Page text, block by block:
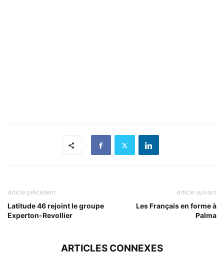
Article précédent
Latitude 46 rejoint le groupe
Experton-Revollier
Article suivant
Les Français en forme à
Palma
ARTICLES CONNEXES